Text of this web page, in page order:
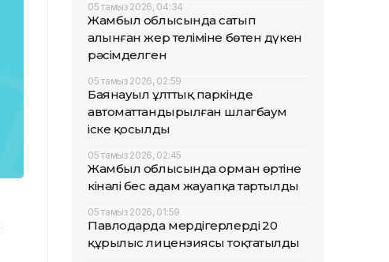
05 тамыз 2026, 04:34
Жамбыл облысында сатып
алынған жер теліміне бөтен дүкен
рәсімделген
05 тамыз 2026, 02:59
Баянауыл ұлттық паркінде
автоматтандырылған шлагбаум
іске қосылды
05 тамыз 2026, 02:45
Жамбыл облысында орман өртіне
кінәлі бес адам жауапқа тартылды
05 тамыз 2026, 01:59
Павлодарда мердігерлердің 20
құрылыс лицензиясы тоқтатылды